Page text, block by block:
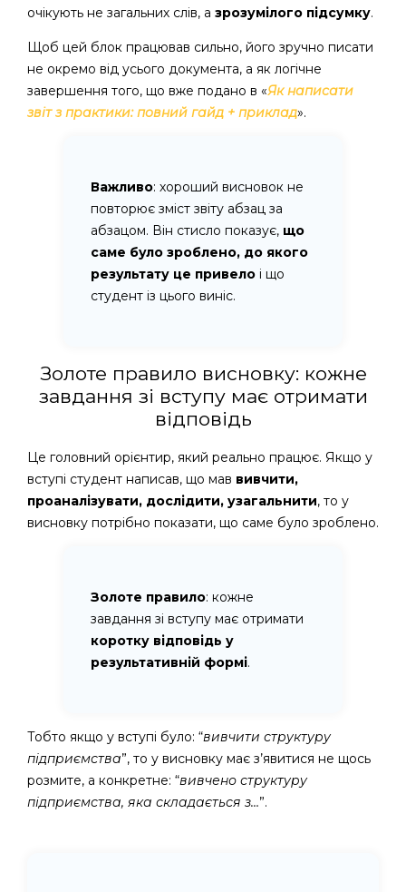
очікують не загальних слів, а зрозумілого підсумку.
Щоб цей блок працював сильно, його зручно писати
не окремо від усього документа, а як логічне
завершення того, що вже подано в «Як написати
звіт з практики: повний гайд + приклад».
Важливо: хороший висновок не
повторює зміст звіту абзац за
абзацом. Він стисло показує, що
саме було зроблено, до якого
результату це привело і що
студент із цього виніс.
Золоте правило висновку: кожне
завдання зі вступу має отримати
відповідь
Це головний орієнтир, який реально працює. Якщо у
вступі студент написав, що мав вивчити,
проаналізувати, дослідити, узагальнити, то у
висновку потрібно показати, що саме було зроблено.
Золоте правило: кожне
завдання зі вступу має отримати
коротку відповідь у
результативній формі.
Тобто якщо у вступі було: “вивчити структуру
підприємства”, то у висновку має з’явитися не щось
розмите, а конкретне: “вивчено структуру
підприємства, яка складається з…”.